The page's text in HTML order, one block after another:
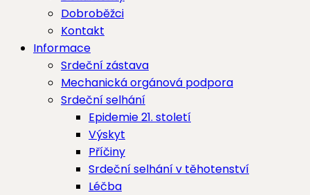
Dobroběžci
Kontakt
Informace
Srdeční zástava
Mechanická orgánová podpora
Srdeční selhání
Epidemie 21. století
Výskyt
Příčiny
Srdeční selhání v těhotenství
Léčba